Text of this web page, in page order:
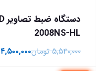
2008NS-HL
۵,۵۴۰,۰۰۰ تومان۴,۵۰۰,۰۰۰